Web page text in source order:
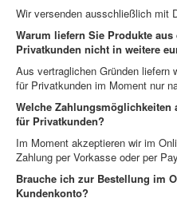
Wir versenden ausschließlich mit
Warum liefern Sie Produkte
Privatkunden nicht in weitere
Aus vertraglichen Gründen liefern
für Privatkunden im Moment nur
Welche Zahlungsmöglichkeiten
für Privatkunden?
Im Moment akzeptieren wir im
Zahlung per Vorkasse oder per
Brauche ich zur Bestellung im
Kundenkonto?